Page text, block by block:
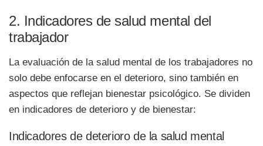
2. Indicadores de salud mental del
trabajador
La evaluación de la salud mental de los trabajadores no
solo debe enfocarse en el deterioro, sino también en
aspectos que reflejan bienestar psicológico. Se dividen
en indicadores de deterioro y de bienestar:
Indicadores de deterioro de la salud mental